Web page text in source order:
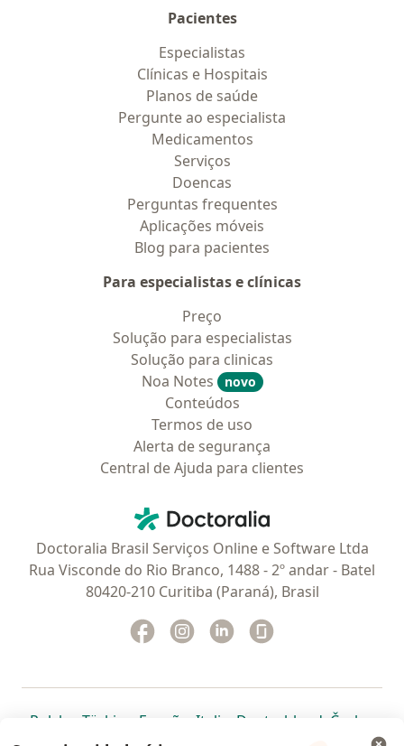
Pacientes
Especialistas
Clínicas e Hospitais
Planos de saúde
Pergunte ao especialista
Medicamentos
Serviços
Doencas
Perguntas frequentes
Aplicações móveis
Blog para pacientes
Para especialistas e clínicas
Preço
Solução para especialistas
Solução para clinicas
Noa Notes
novo
Conteúdos
Termos de uso
Alerta de segurança
Central de Ajuda para clientes
Doctoralia - Homepage
Doctoralia Brasil Serviços Online e Software Ltda
Rua Visconde do Rio Branco, 1488 - 2º andar - Batel
80420-210 Curitiba (Paraná), Brasil
Facebook
abre num novo separador
Instagram
abre num novo separador
Linkedin
abre num novo
Polska abre num novo separador
Türkiye abre num novo separador
España abre num novo separador
Italia abre num novo
Deutschlandabre num
Česko
abre num novo separador
abre num novo separador
abre num novo separador
abre num novoabre num
abre